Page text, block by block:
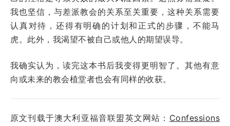
我也坚信，与差派教会的关系至关重要，这种关系需要
认真对待，还得有明确的计划和正式的步骤，不能马
虎。此外，我渴望不被自己或他人的期望误导。
我确实认为，读完这本书后我变得更明智了。其他有意
向或未来的教会植堂者也会有同样的收获。
原文刊载于澳大利亚福音联盟英文网站： Confessions